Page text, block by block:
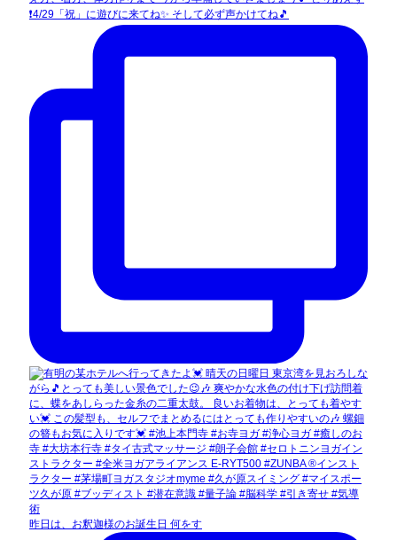
昨日は、お釈迦様のお誕生日 何をす